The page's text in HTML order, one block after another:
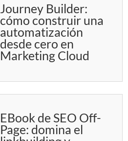
Journey Builder:
cómo construir una
automatización
desde cero en
Marketing Cloud
EBook de SEO Off-
Page: domina el